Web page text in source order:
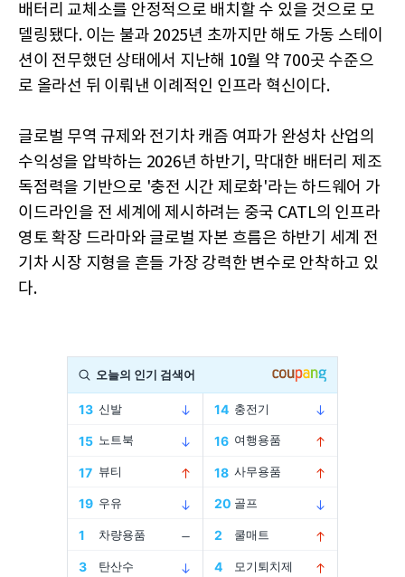
배터리 교체소를 안정적으로 배치할 수 있을 것으로 모
델링됐다. 이는 불과 2025년 초까지만 해도 가동 스테이
션이 전무했던 상태에서 지난해 10월 약 700곳 수준으
로 올라선 뒤 이뤄낸 이례적인 인프라 혁신이다.
글로벌 무역 규제와 전기차 캐즘 여파가 완성차 산업의
수익성을 압박하는 2026년 하반기, 막대한 배터리 제조
독점력을 기반으로 '충전 시간 제로화'라는 하드웨어 가
이드라인을 전 세계에 제시하려는 중국 CATL의 인프라
영토 확장 드라마와 글로벌 자본 흐름은 하반기 세계 전
기차 시장 지형을 흔들 가장 강력한 변수로 안착하고 있
다.